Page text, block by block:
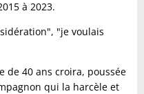
à 2023.
"je voulais
de 40 ans croira, poussée
qui la harcèle et